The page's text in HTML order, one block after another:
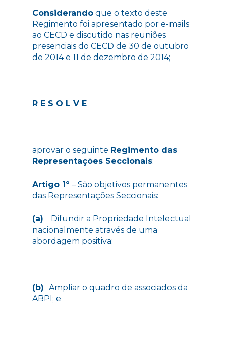
Considerando que o texto deste
Regimento foi apresentado por e-mails
ao CECD e discutido nas reuniões
presenciais do CECD de 30 de outubro
de 2014 e 11 de dezembro de 2014;
R E S O L V E
aprovar o seguinte Regimento das
Representações Seccionais:
Artigo 1º – São objetivos permanentes
das Representações Seccionais:
(a) Difundir a Propriedade Intelectual
nacionalmente através de uma
abordagem positiva;
(b)Ampliar o quadro de associados da
ABPI; e